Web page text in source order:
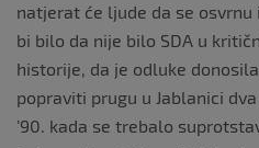
natjerat će ljude da se
bi bilo da nije bilo SDA u
historije, da je odluke
popraviti prugu u Jablanici
’90. kada se trebalo